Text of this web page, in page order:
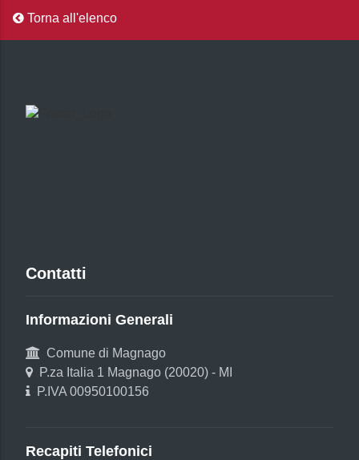
Torna all'elenco
Contatti
Informazioni Generali
Comune di Magnago
P.za Italia 1 Magnago (20020) - MI
P.IVA 00950100156
Recapiti Telefonici